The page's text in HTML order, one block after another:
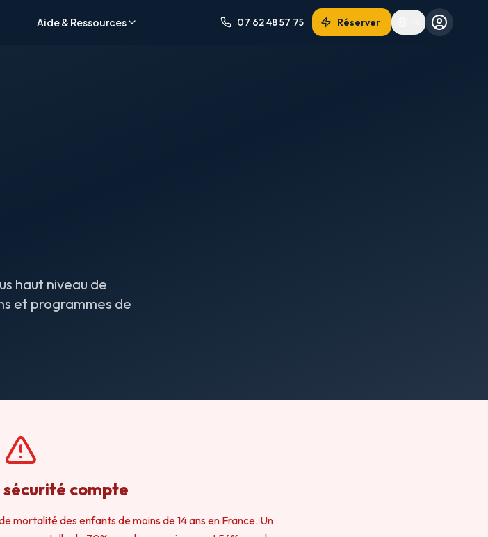
Aide & Ressources 07 62 48 57 75 Réserver
haut niveau de
et programmes de
sécurité compte
mortalité des enfants de moins de 14 ans en France. Un